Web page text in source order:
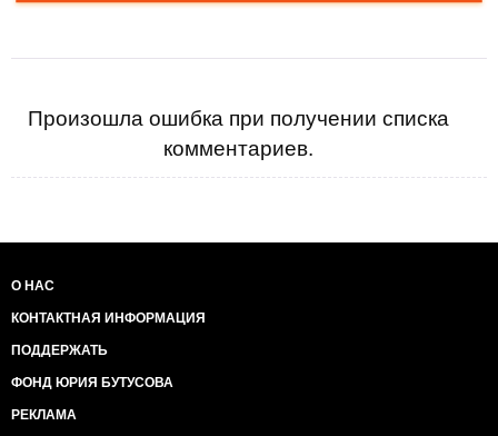
Произошла ошибка при получении списка
комментариев.
О НАС
КОНТАКТНАЯ ИНФОРМАЦИЯ
ПОДДЕРЖАТЬ
ФОНД ЮРИЯ БУТУСОВА
РЕКЛАМА